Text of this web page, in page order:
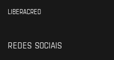
LIBERACRED
REDES SOCIAIS